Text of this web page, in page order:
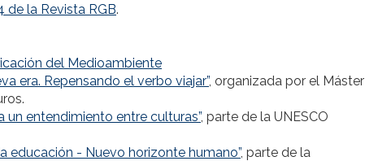
de la Revista RGB.
del Medioambiente
era. Repensando el verbo viajar”, organizada por el Máster
un entendimiento entre culturas”, parte de la UNESCO
educación - Nuevo horizonte humano”, parte de la